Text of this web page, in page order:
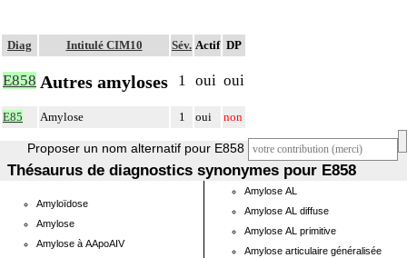
Diag Intitulé CIM10 Sév. Actif DP
E858 Autres amyloses 1 oui oui
E85 Amylose 1 oui non
Proposer un nom alternatif pour E858
Thésaurus de diagnostics synonymes pour E858
Amyloïdose
Amylose
Amylose à AApoAIV
Amylose AL
Amylose AL diffuse
Amylose AL primitive
Amylose articulaire généralisée